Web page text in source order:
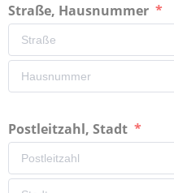
Straße, Hausnummer
Postleitzahl, Stadt